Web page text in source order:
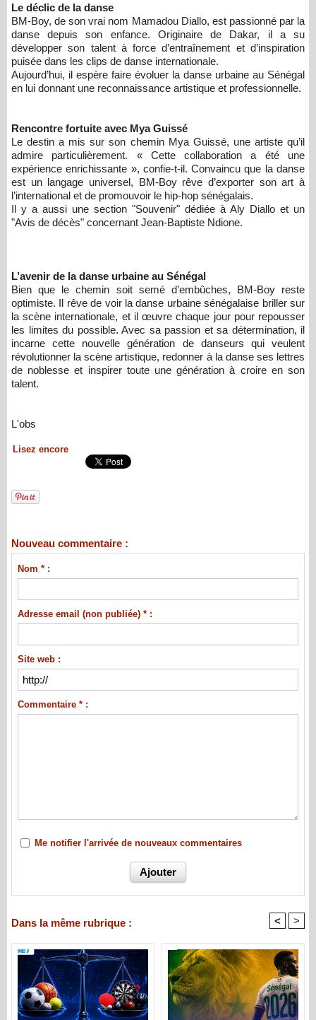
Le déclic de la danse
BM-Boy, de son vrai nom Mamadou Diallo, est passionné par la
danse depuis son enfance. Originaire de Dakar, il a su
développer son talent à force d’entraînement et d’inspiration
puisée dans les clips de danse internationale.
Aujourd’hui, il espère faire évoluer la danse urbaine au Sénégal
en lui donnant une reconnaissance artistique et professionnelle.
Rencontre fortuite avec Mya Guissé
Le destin a mis sur son chemin Mya Guissé, une artiste qu’il
admire particulièrement. « Cette collaboration a été une
expérience enrichissante », confie-t-il. Convaincu que la danse
est un langage universel, BM-Boy rêve d’exporter son art à
l’international et de promouvoir le hip-hop sénégalais.
Il y a aussi une section "Souvenir" dédiée à Aly Diallo et un
"Avis de décès" concernant Jean-Baptiste Ndione.
L’avenir de la danse urbaine au Sénégal
Bien que le chemin soit semé d’embûches, BM-Boy reste
optimiste. Il rêve de voir la danse urbaine sénégalaise briller sur
la scène internationale, et il œuvre chaque jour pour repousser
les limites du possible. Avec sa passion et sa détermination, il
incarne cette nouvelle génération de danseurs qui veulent
révolutionner la scène artistique, redonner à la danse ses lettres
de noblesse et inspirer toute une génération à croire en son
talent.
L'obs
Lisez encore
Nouveau commentaire :
Nom * :
Adresse email (non publiée) * :
Site web :
Commentaire * :
Me notifier l'arrivée de nouveaux commentaires
Dans la même rubrique : < >